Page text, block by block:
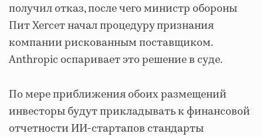
получил отказ, после чего министр обороны
Пит Хегсет начал процедуру признания
компании рискованным поставщиком.
Anthropic оспаривает это решение в суде.
По мере приближения обоих размещений
инвесторы будут прикладывать к финансовой
отчетности ИИ-стартапов стандарты